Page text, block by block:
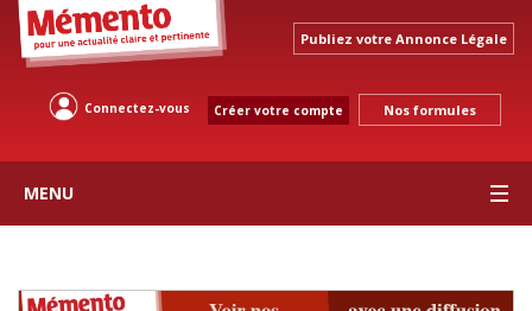
Publiez votre Annonce Légale
Connectez-vous Créer votre compte Nos formules
MENU